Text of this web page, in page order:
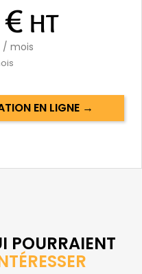
HT
/ mois
EN LIGNE →
POURRAIENT